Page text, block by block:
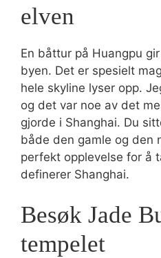
elven
En båttur på Huangpu
byen. Det er spesielt
hele skyline lyser opp.
og det var noe av det
gjorde i Shanghai. Du
både den gamle og den
perfekt opplevelse for å
definerer Shanghai.
Besøk Jade
tempelet